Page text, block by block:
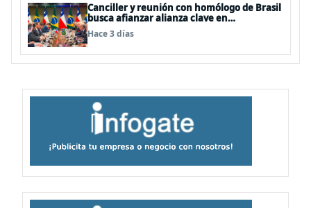
Canciller y reunión con homólogo de Brasil
busca afianzar alianza clave en
Latinoamérica
Hace 3 días